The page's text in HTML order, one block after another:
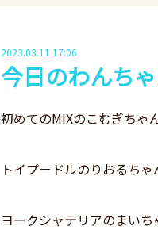
2023.03.11 17:06
今日のわんち
初めてのMIXのこむぎちゃ
トイプードルのりおるち
ヨークシャテリアのまい